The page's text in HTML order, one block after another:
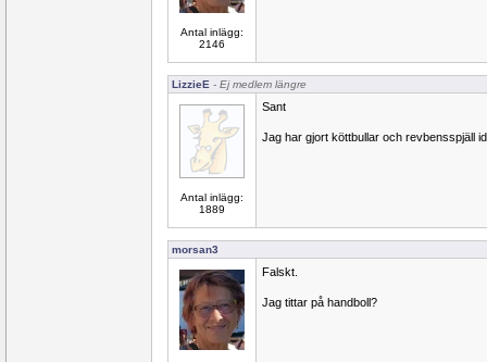
Antal inlägg:
2146
LizzieE - Ej medlem längre
Antal inlägg:
1889
Sant
Jag har gjort köttbullar och revbensspjäll
morsan3
Falskt.
Jag tittar på handboll?